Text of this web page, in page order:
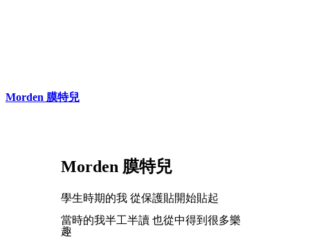
Morden 膜特兒
Morden 膜特兒
學生時期的我 從保護貼開始貼起
當時的我半工半讀 也從中得到很多樂
趣